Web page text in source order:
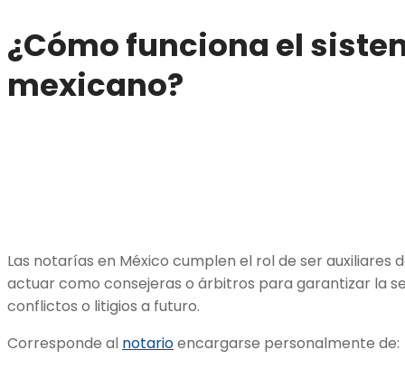
¿Cómo funciona el
mexicano?
Las notarías en México cumplen el rol de ser auxiliares
actuar como consejeras o árbitros para garantizar la
conflictos o litigios a futuro.
Corresponde al notarioencargarse personalmente de: